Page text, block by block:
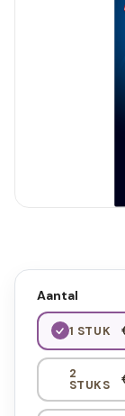
Aantal
1 STUK
2
STUKS